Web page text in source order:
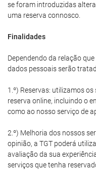
se foram introduzidas
uma reserva connosco.
Finalidades
Dependendo da relação
dados pessoais serão
1.º) Reservas: utilizamos
reserva online, incluindo o
como ao nosso serviço de
2.º) Melhoria dos nossos
opinião, a TGT poderá
avaliação da sua
serviços que tenha